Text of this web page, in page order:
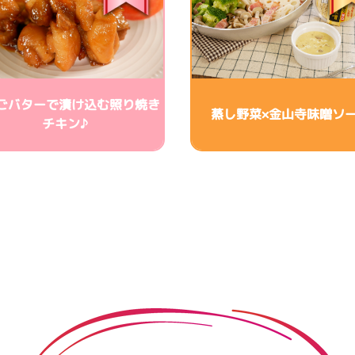
バターで漬け込む照り焼き
チキン♪
蒸し野菜×金山寺味噌ソ